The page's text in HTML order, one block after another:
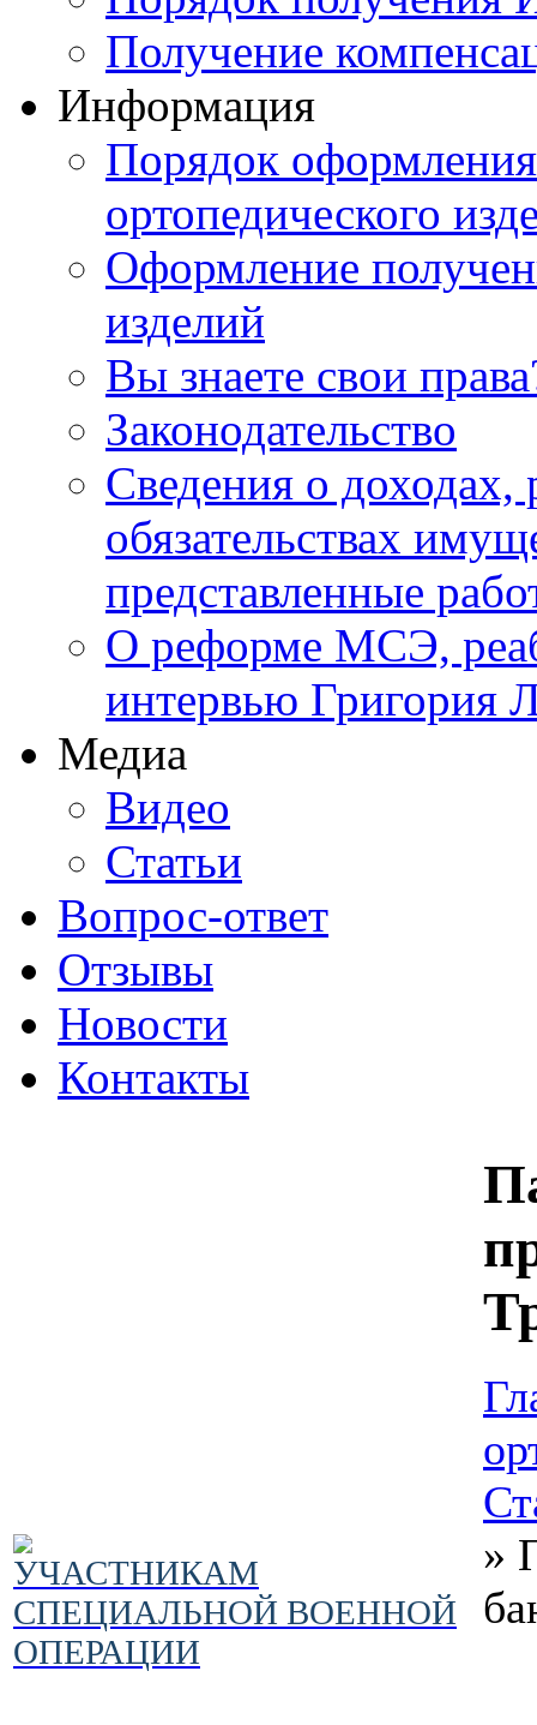
Получение
Информация
Порядок оформления
ортопедического
Оформление
изделий
Вы знаете свои
Законодательство
Сведения о доходах,
обязательствах
представленные
О реформе МСЭ,
интервью Григория
Медиа
Видео
Статьи
Вопрос-ответ
Отзывы
Новости
Контакты
УЧАСТНИКАМ
СПЕЦИАЛЬНОЙ ВОЕННОЙ
ОПЕРАЦИИ
»